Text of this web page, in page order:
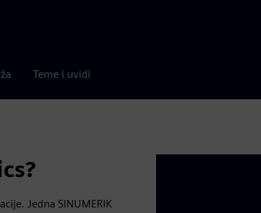
Teme i uvidi
Jedna SINUMERIK